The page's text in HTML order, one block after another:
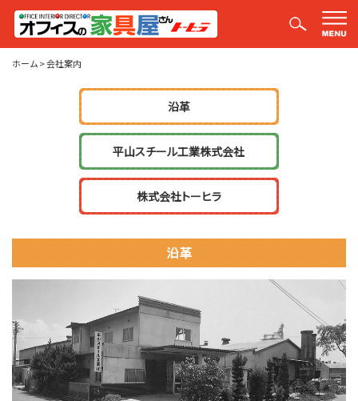
会社案内
ホーム>会社案内
沿革
平山スチール工業株式会社
株式会社トーヒラ
沿革